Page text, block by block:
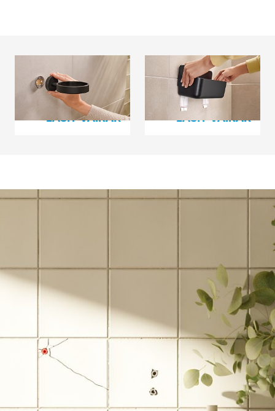
Power.Kit Technology
LASĪT VAIRĀK
Powerstrip®
Technology
LASĪT VAIRĀK